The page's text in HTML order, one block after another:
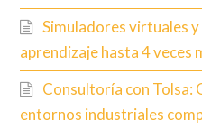
Simuladores virtuales
aprendizaje hasta 4 veces
Consultoría con Tolsa:
entornos industriales